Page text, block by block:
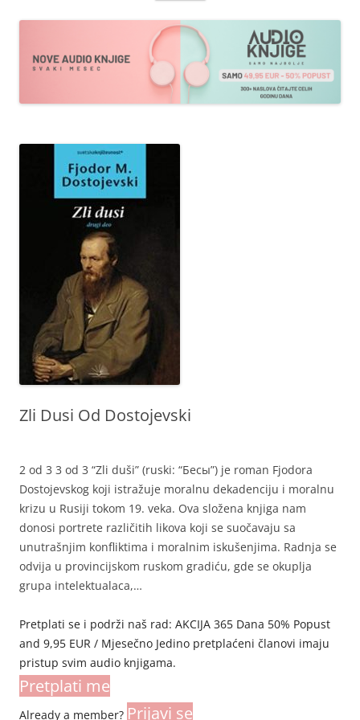
sadržaja
Zli Dusi Od Dostojevski
2 od 3 3 od 3 “Zli duši” (ruski: “Бесы”) je roman Fjodora
Dostojevskog koji istražuje moralnu dekadenciju i moralnu
krizu u Rusiji tokom 19. veka. Ova složena knjiga nam
donosi portrete različitih likova koji se suočavaju sa
unutrašnjim konfliktima i moralnim iskušenjima. Radnja se
odvija u provincijskom ruskom gradiću, gde se okuplja
grupa intelektualaca,…
Pretplati se i podrži naš rad: AKCIJA 365 Dana 50% Popust
and 9,95 EUR / Mjesečno Jedino pretplaćeni članovi imaju
pristup svim audio knjigama.
Pretplati me
Already a member? Prijavi se